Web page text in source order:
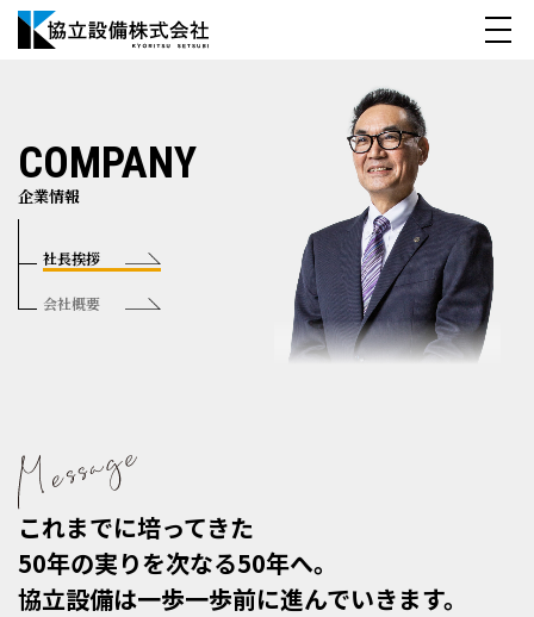
COMPANY
企業情報
社長挨拶
会社概要
これまでに培ってきた
50年の実りを次なる50年へ。
協立設備は一歩一歩前に進んでいきます。